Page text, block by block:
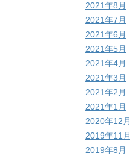
2021年8月
2021年7月
2021年6月
2021年5月
2021年4月
2021年3月
2021年2月
2021年1月
2020年12月
2019年11月
2019年8月